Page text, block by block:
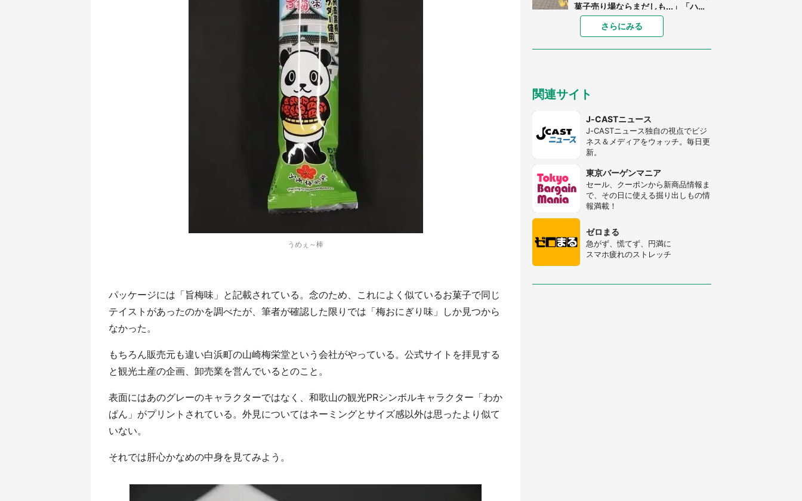
うめぇ～棒
パッケージには「旨梅味」と記載されている。念のため、これによく似ているお菓子で同じ
テイストがあったのかを調べたが、筆者が確認した限りでは「梅おにぎり味」しか見つから
なかった。
もちろん販売元も違い白浜町の山崎梅栄堂という会社がやっている。公式サイトを拝見する
と観光土産の企画、卸売業を営んでいるとのこと。
表面にはあのグレーのキャラクターではなく、和歌山の観光PRシンボルキャラクター「わか
ぱん」がプリントされている。外見についてはネーミングとサイズ感以外は思ったより似て
いない。
それでは肝心かなめの中身を見てみよう。
菓子売り場ならまだしも...」「ハー
ドル高い」
あまりにも四角すぎる猫、激写され
る 「これもう座布団だろ」「食パ
ンの耳」と1.4万人困惑
とお願いしたら...」 体験談に8万
「ゾワゾワする」「本当に気持ち悪
い」 道端でバグっちゃってた〝野
生の野菜〟に6.5万人戦慄
「○○がない街に住んでいます」住
人の呟きに30万人驚がく 何が存在
しないか、あなたはわかる？
「修学旅行に途中参加する娘を送っ
て行ったら、真っ暗な道で遭難状
態。なんとか見つけた民家に助けを
求めると、住人の男性が...」
さらにみる
関連サイト
J-CASTニュース
J-CASTニュース独自の視点でビジ
ネス＆メディアをウォッチ。毎日更
新。
東京バーゲンマニア
セール、クーポンから新商品情報ま
で、その日に使える掘り出しもの情
報満載！
ゼロまる
急がず、慌てず、円満に
スマホ疲れのストレッチ